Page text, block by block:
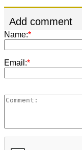
Add comment
Name:*
Email:*